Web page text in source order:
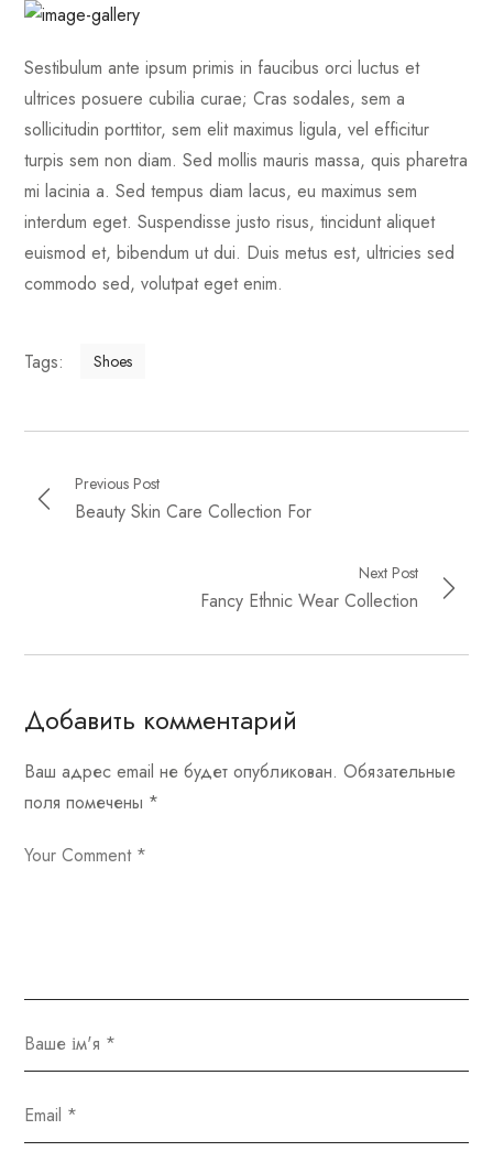
Sestibulum ante ipsum primis in faucibus orci luctus et
ultrices posuere cubilia curae; Cras sodales, sem a
sollicitudin porttitor, sem elit maximus ligula, vel efficitur
turpis sem non diam. Sed mollis mauris massa, quis pharetra
mi lacinia a. Sed tempus diam lacus, eu maximus sem
interdum eget. Suspendisse justo risus, tincidunt aliquet
euismod et, bibendum ut dui. Duis metus est, ultricies sed
commodo sed, volutpat eget enim.
Tags: Shoes
Previous Post
Beauty Skin Care Collection For
Next Post
Fancy Ethnic Wear Collection
Добавить комментарий
Ваш адрес email не будет опубликован. Обязательные
поля помечены *